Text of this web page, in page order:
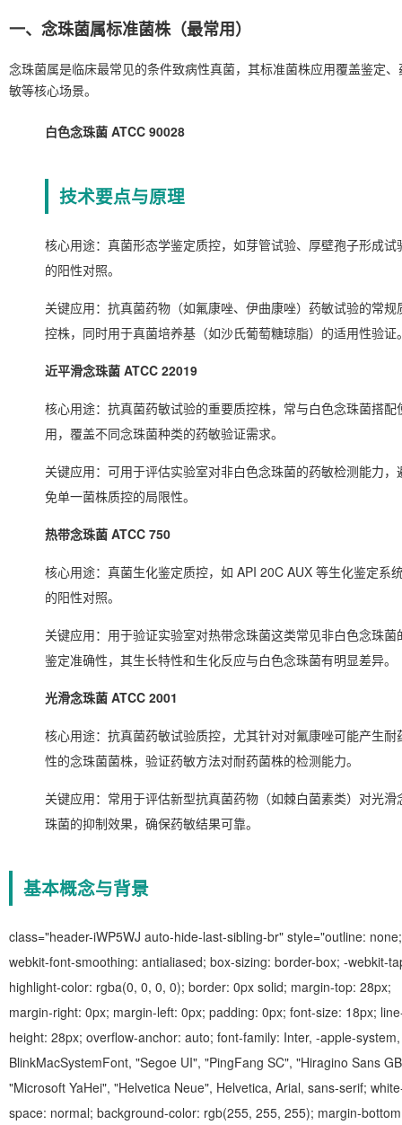
一、念珠菌属标准菌株（最常用）
念珠菌属是临床最常见的条件致病性真菌，其标准菌株应用覆盖鉴定、
敏等核心场景。
白色念珠菌 ATCC 90028
技术要点与原理
核心用途：真菌形态学鉴定质控，如芽管试验、厚壁孢子形成试
的阳性对照。
关键应用：抗真菌药物（如氟康唑、伊曲康唑）药敏试验的常规
控株，同时用于真菌培养基（如沙氏葡萄糖琼脂）的适用性验证
近平滑念珠菌 ATCC 22019
核心用途：抗真菌药敏试验的重要质控株，常与白色念珠菌搭配
用，覆盖不同念珠菌种类的药敏验证需求。
关键应用：可用于评估实验室对非白色念珠菌的药敏检测能力，
免单一菌株质控的局限性。
热带念珠菌 ATCC 750
核心用途：真菌生化鉴定质控，如 API 20C AUX 等生化鉴定系
的阳性对照。
关键应用：用于验证实验室对热带念珠菌这类常见非白色念珠菌
鉴定准确性，其生长特性和生化反应与白色念珠菌有明显差异。
光滑念珠菌 ATCC 2001
核心用途：抗真菌药敏试验质控，尤其针对对氟康唑可能产生耐
性的念珠菌菌株，验证药敏方法对耐药菌株的检测能力。
关键应用：常用于评估新型抗真菌药物（如棘白菌素类）对光滑
珠菌的抑制效果，确保药敏结果可靠。
基本概念与背景
class="header-iWP5WJ auto-hide-last-sibling-br" style="outline:
webkit-font-smoothing: antialiased; box-sizing: border-box; -webkit-
highlight-color: rgba(0, 0, 0, 0); border: 0px solid; margin-top: 28px;
margin-right: 0px; margin-left: 0px; padding: 0px; font-size: 18px;
height: 28px; overflow-anchor: auto; font-family: Inter, -apple-system,
BlinkMacSystemFont, "Segoe UI", "PingFang SC", "Hiragino Sans
"Microsoft YaHei", "Helvetica Neue", Helvetica, Arial, sans-serif;
space: normal; background-color: rgb(255, 255, 255); margin-